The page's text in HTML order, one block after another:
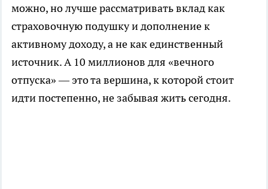
можно, но лучше рассматривать вклад как
страховочную подушку и дополнение к
активному доходу, а не как единственный
источник. А 10 миллионов для «вечного
отпуска» — это та вершина, к которой стоит
идти постепенно, не забывая жить сегодня.